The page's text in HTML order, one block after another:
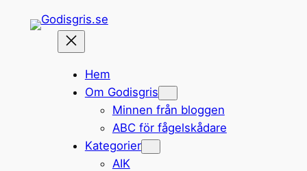
Hem
Om Godisgris
Minnen från bloggen
ABC för fågelskådare
Kategorier
AIK